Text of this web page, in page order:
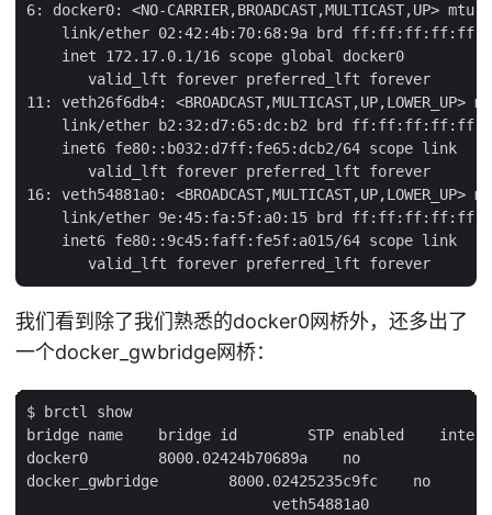
6: docker0: <NO-CARRIER,BROADCAST,MULTICAST,UP>
link/ether 02:42:4b:70:68:9a brd
    inet 172.17.0.1/16 scope global docker0
       valid_lft forever preferred_lft forever
11: veth26f6db4:
link/ether b2:32:d7:65:dc:b2 brd
    inet6 fe80::b032:d7ff:fe65:dcb2/64 scope link
       valid_lft forever preferred_lft forever
16: veth54881a0:
link/ether 9e:45:fa:5f:a0:15 brd
    inet6 fe80::9c45:faff:fe5f:a015/64 scope link
我们看到除了我们熟悉的docker0网桥外，还多出了
一个docker_gwbridge网桥：
$ brctl show
bridge name    bridge id        STP enabled
docker0        8000.02424b70689a    no
docker_gwbridge        8000.02425235c9fc    no